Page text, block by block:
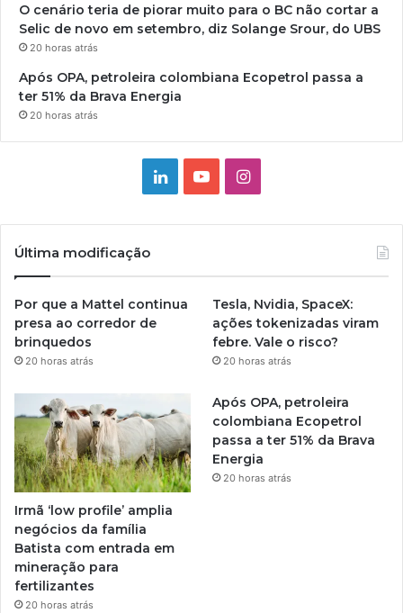
O cenário teria de piorar muito para o BC não cortar a
Selic de novo em setembro, diz Solange Srour, do UBS
20 horas atrás
Após OPA, petroleira colombiana Ecopetrol passa a
ter 51% da Brava Energia
20 horas atrás
LinkedinYouTubeInstagram
Última modificação
Por que a Mattel continua
presa ao corredor de
brinquedos
20 horas atrás
Tesla, Nvidia, SpaceX:
ações tokenizadas viram
febre. Vale o risco?
20 horas atrás
Irmã ‘low profile’ amplia
negócios da família
Batista com entrada em
mineração para
fertilizantes
20 horas atrás
Após OPA, petroleira
colombiana Ecopetrol
passa a ter 51% da Brava
Energia
20 horas atrás